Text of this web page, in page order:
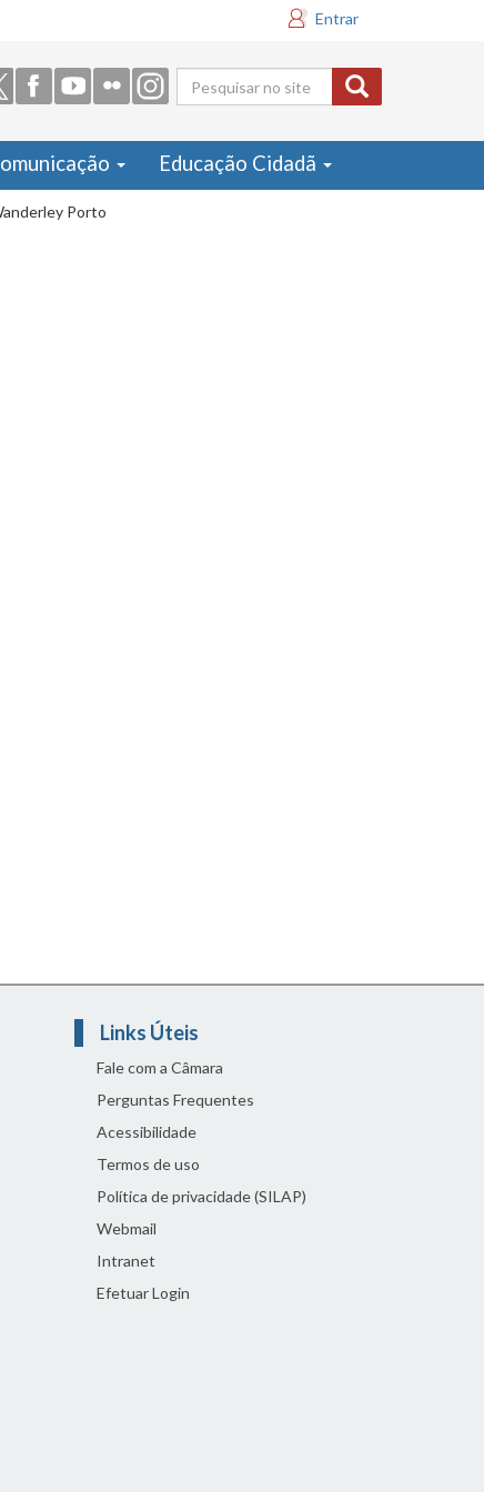
Entrar
Formulário
de busca
Educação Cidadã
Porto
Links Úteis
Fale com a Câmara
Perguntas Frequentes
Acessibilidade
Termos de uso
Política de privacidade (SILAP)
Webmail
Intranet
Efetuar Login